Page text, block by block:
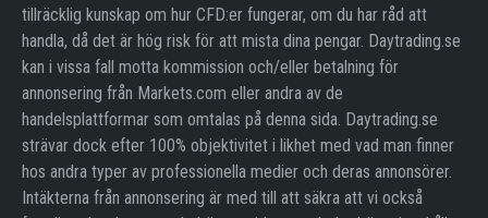
tillräcklig kunskap om hur CFD:er fungerar, om du har råd att
handla, då det är hög risk för att mista dina pengar. Daytrading.se
kan i vissa fall motta kommission och/eller betalning för
annonsering från Markets.com eller andra av de
handelsplattformar som omtalas på denna sida. Daytrading.se
strävar dock efter 100% objektivitet i likhet med vad man finner
hos andra typer av professionella medier och deras annonsörer.
Intäkterna från annonsering är med till att säkra att vi också